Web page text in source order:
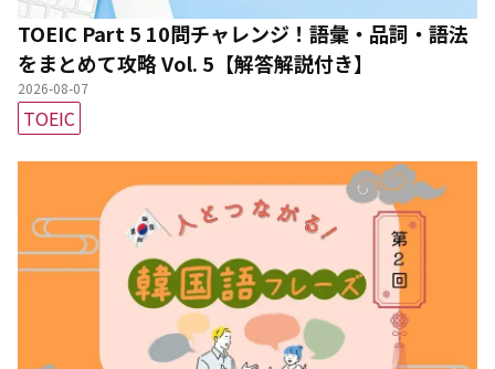
TOEIC Part 5 10問チャレンジ！語彙・品詞・語法
をまとめて攻略 Vol. 5【解答解説付き】
2026-08-07
TOEIC